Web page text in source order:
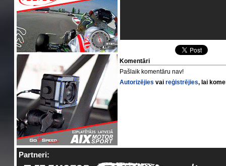
Komentāri
Pašlaik komentāru nav!
Autorizējies vaireģistrējies, lai
Partneri: